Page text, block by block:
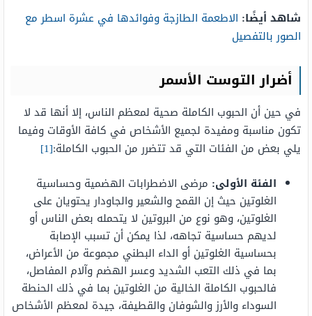
شاهد أيضًا: الاطعمة الطازجة وفوائدها في عشرة اسطر مع
الصور بالتفصيل
أضرار التوست الأسمر
في حين أن الحبوب الكاملة صحية لمعظم الناس، إلا أنها قد لا
تكون مناسبة ومفيدة لجميع الأشخاص في كافة الأوقات وفيما
يلي بعض من الفئات التي قد تتضرر من الحبوب الكاملة:[1]
الفئة الأولى: مرضى الاضطرابات الهضمية وحساسية
الغلوتين حيث إن القمح والشعير والجاودار يحتويان على
الغلوتين، وهو نوع من البروتين لا يتحمله بعض الناس أو
لديهم حساسية تجاهه، لذا يمكن أن تسبب الإصابة
بحساسية الغلوتين أو الداء البطني مجموعة من الأعراض،
بما في ذلك التعب الشديد وعسر الهضم وآلام المفاصل،
فالحبوب الكاملة الخالية من الغلوتين بما في ذلك الحنطة
السوداء والأرز والشوفان والقطيفة، جيدة لمعظم الأشخاص